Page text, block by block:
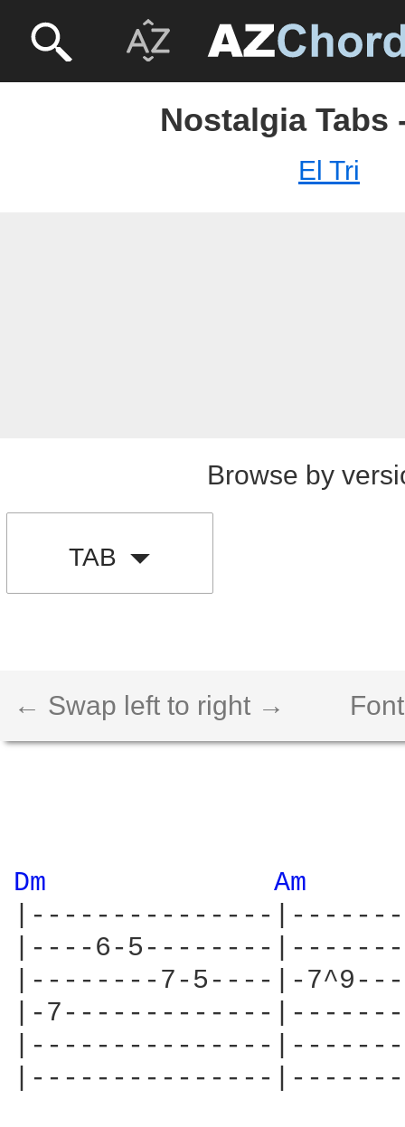
Nostalgia Tabs
El Tri
Browse by
TAB
← Swap left to right →
Dm
Am
|---------------
|----6-5--------
|--------7-5----|-
|-7-------------
|---------------
|---------------